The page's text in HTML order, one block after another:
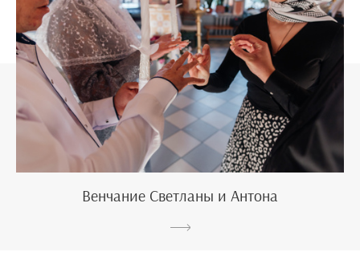
Венчание Светланы и Антона